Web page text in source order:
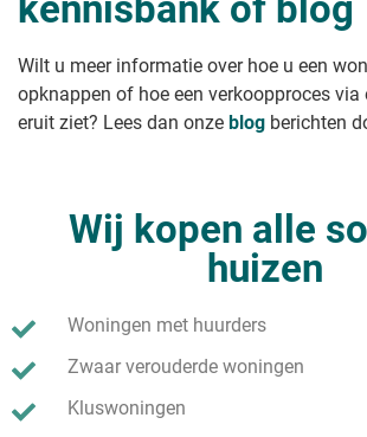
je permanent mag wonen
Onbewoond huis verkopen
Studio verkopen?
Klushuis verkopen
Wilt u meer informatie over hoe u een
opknappen of hoe een verkoopproces via
eruit ziet? Lees dan onze blog berichten
Wij kopen alle
huizen
Woningen met huurders
Zwaar verouderde woningen
Kluswoningen